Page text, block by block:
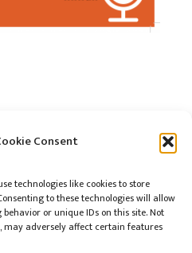
Consent
technologies like cookies to store
to these technologies will allow
or unique IDs on this site. Not
adversely affect certain features
920 712 312 MVA
podkasten